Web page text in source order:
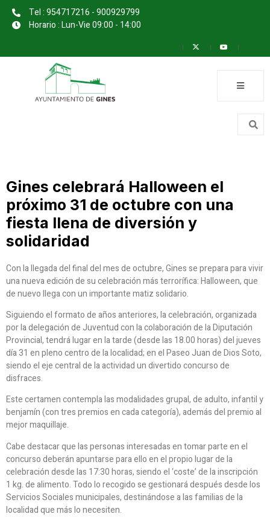
Tel : 954717216 - 900929799
Horario : Lun-Vie 09:00 - 14:00
Gines celebrará Halloween el
próximo 31 de octubre con una
fiesta llena de diversión y
solidaridad
Con la llegada del final del mes de octubre, Gines se prepara para vivir
una nueva edición de su celebración más terrorífica: Halloween, que
de nuevo llega con un importante matiz solidario.
Siguiendo el formato de años anteriores, la celebración, organizada
por la delegación de Juventud con la colaboración de la Diputación
Provincial, tendrá lugar en la tarde (desde las 18.00 horas) del jueves
día 31 en pleno centro de la localidad; en el Paseo Juan de Dios Soto,
siendo el eje central de la actividad un divertido concurso de
disfraces.
Este certamen contempla las modalidades grupal, de adulto, infantil y
benjamín (con tres premios en cada categoría), además del premio al
mejor maquillaje.
Cabe destacar que las personas interesadas en tomar parte en el
concurso deberán apuntarse para ello en el propio lugar de la
celebración desde las 17:30 horas, siendo el ‘coste’ de la inscripción
1 kg. de alimento. Todo lo recogido se gestionará después desde los
Servicios Sociales municipales, destinándose a las familias de la
localidad que más lo necesiten.